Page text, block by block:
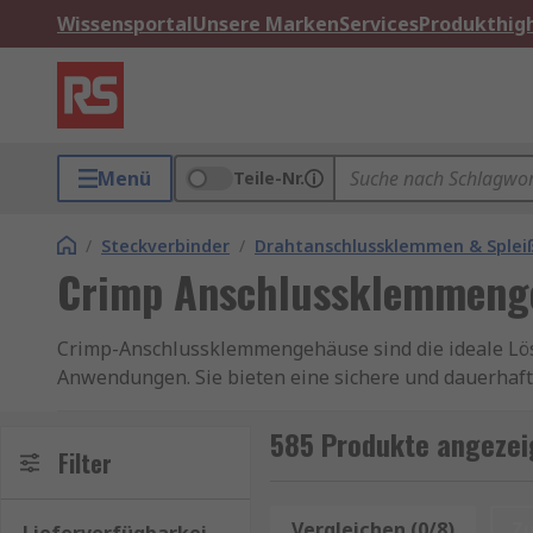
WissensportalUnsere MarkenServices
Menü Teile-Nr.
/ Steckverbinder / Drahtanschlussklemmen &
Crimp
Crimp-Anschlussklemmengehäuse sind die ideale
Anwendungen. Sie bieten eine sichere und
Halterung für die einzelnen Kontakte und sorgen
Filter 585 Produkte